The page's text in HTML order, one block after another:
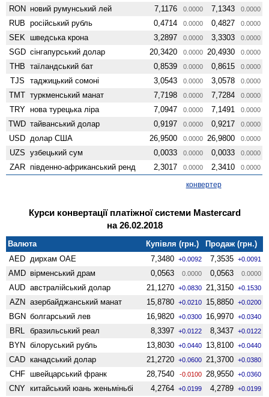
RON новий румунський лей 7,1176 0.0000 7,1343 0.0000
RUB російський рубль 0,4714 0.0000 0,4827 0.0000
SEK шведська крона 3,2897 0.0000 3,3303 0.0000
SGD сінгапурський долар 20,3420 0.0000 20,4930 0.0000
THB таїландський бат 0,8539 0.0000 0,8615 0.0000
TJS таджицький сомоні 3,0543 0.0000 3,0578 0.0000
TMT туркменський манат 7,7198 0.0000 7,7284 0.0000
TRY нова турецька ліра 7,0947 0.0000 7,1491 0.0000
TWD тайванський долар 0,9197 0.0000 0,9217 0.0000
USD долар США 26,9500 0.0000 26,9800 0.0000
UZS узбецький сум 0,0033 0.0000 0,0033 0.0000
ZAR південно-африканський ренд 2,3017 0.0000 2,3410 0.0000
конвертер
Курси конвертації платіжної системи Mastercard
на 26.02.2018
Валюта Купівля (грн.)
Продаж (грн.)
AED дирхам ОАЕ 7,3480 +0.0092 7,3535 +0.0091
AMD вiрменський драм 0,0563 0.0000 0,0563 0.0000
AUD австралійський долар 21,1270 +0.0830 21,3150 +0.1530
AZN азербайджанський манат 15,8780 +0.0210 15,8850 +0.0200
BGN болгарський лев 16,9820 +0.0300 16,9970 +0.0340
BRL бразильський реал 8,3397 +0.0122 8,3437 +0.0122
BYN білоруський рубль 13,8030 +0.0440 13,8100 +0.0440
CAD канадський долар 21,2720 +0.0600 21,3700 +0.0380
CHF швейцарський франк 28,7540 -0.0100 28,9550 +0.0360
CNY китайський юань женьмiньбi 4,2764 +0.0199 4,2789 +0.0199